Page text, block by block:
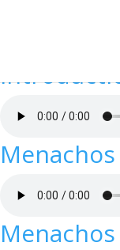
Menachos
Menachos